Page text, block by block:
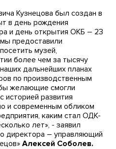
Кузнецова был создан в
в день рождения
и день открытия ОКБ – 23
предоставили
музей,
более чем за тысячу
дальнейших планах
по производственным
желающие смогли
историей развития
и современным обликом
каким стал ОДК-
лет», - заявил
директора – управляющий
Алексей Соболев.